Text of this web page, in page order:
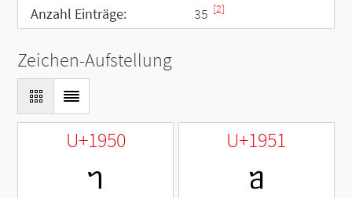
Anzahl Einträge:
35 [2]
Zeichen-Aufstellung
U+1950
ᥐ
U+1951
ᥑ